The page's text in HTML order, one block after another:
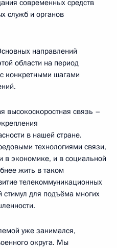
современных средств
служб и органов
направлений
области на период
конкретными шагами
высокоскоростная связь –
в нашей стране.
технологиями связи,
в экономике, и в социальной
жить в таком
телекоммуникационных
стимул для подъёма многих
уже занимался,
округа. Мы